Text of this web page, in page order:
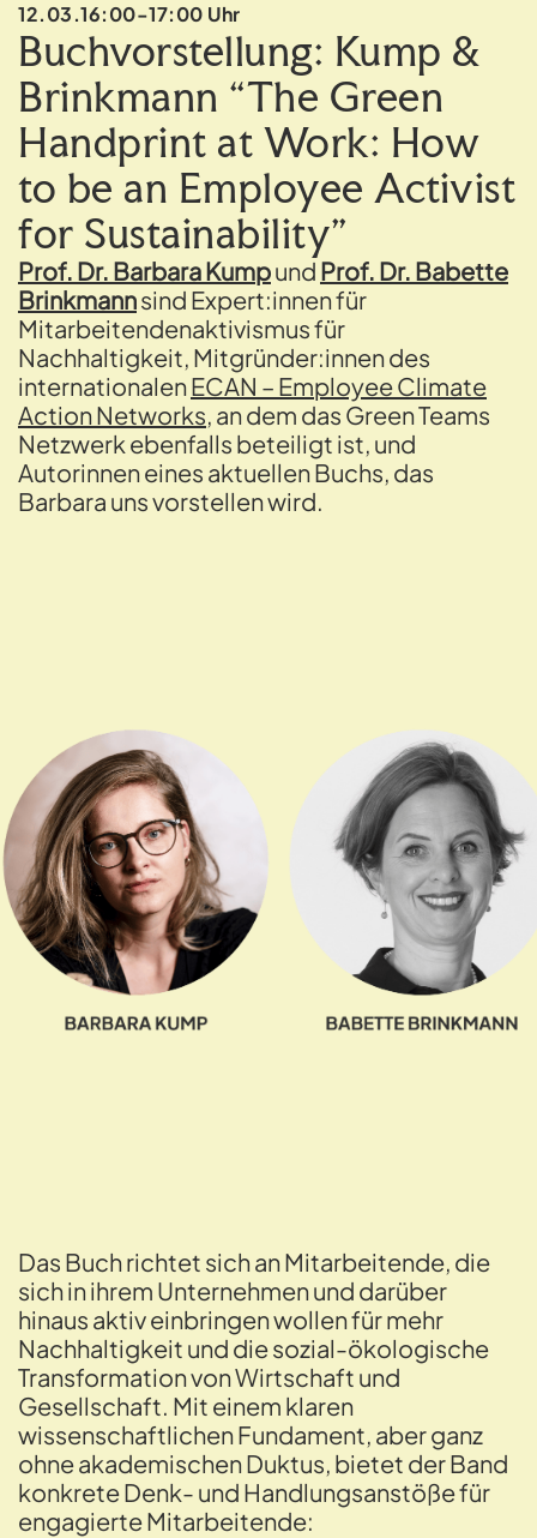
12.03.16:00-17:00 Uhr
Buchvorstellung: Kump &
Brinkmann “The Green
Handprint at Work: How
to be an Employee Activist
for Sustainability”
Prof. Dr. Barbara Kumpund Prof. Dr. Babette
Brinkmannsind Expert:innen für
Mitarbeitendenaktivismus für
Nachhaltigkeit, Mitgründer:innen des
internationalenECAN – Employee Climate
Action Networks, an dem das Green Teams
Netzwerk ebenfalls beteiligt ist, und
Autorinnen eines aktuellen Buchs, das
Barbara uns vorstellen wird.
Das Buch richtet sich an Mitarbeitende, die
sich in ihrem Unternehmen und darüber
hinaus aktiv einbringen wollen für mehr
Nachhaltigkeit und die sozial-ökologische
Transformation von Wirtschaft und
Gesellschaft. Mit einem klaren
wissenschaftlichen Fundament, aber ganz
ohne akademischen Duktus, bietet der Band
konkrete Denk- und Handlungsanstöße für
engagierte Mitarbeitende: